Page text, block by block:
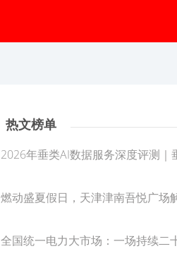
热文榜单
2026年垂类AI数据服务深度评测｜
燃动盛夏假日，天津津南吾悦广场
全国统一电力大市场：一场持续二